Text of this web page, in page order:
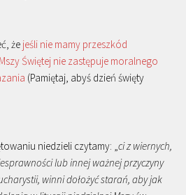
że jeśli nie mamy przeszkód
Świętej nie zastępuje moralnego
(Pamiętaj, abyś dzień święty
niedzieli czytamy: „ ci z wiernych,
lub innej ważnej przyczyny
winni dołożyć starań, aby jak